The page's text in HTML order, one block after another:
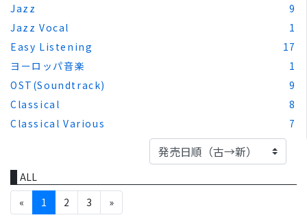
Jazz
9
Jazz Vocal
1
Easy Listening
17
ヨーロッパ音楽
1
OST(Soundtrack)
9
Classical
8
Classical Various
7
ALL
«
1 2 3 »